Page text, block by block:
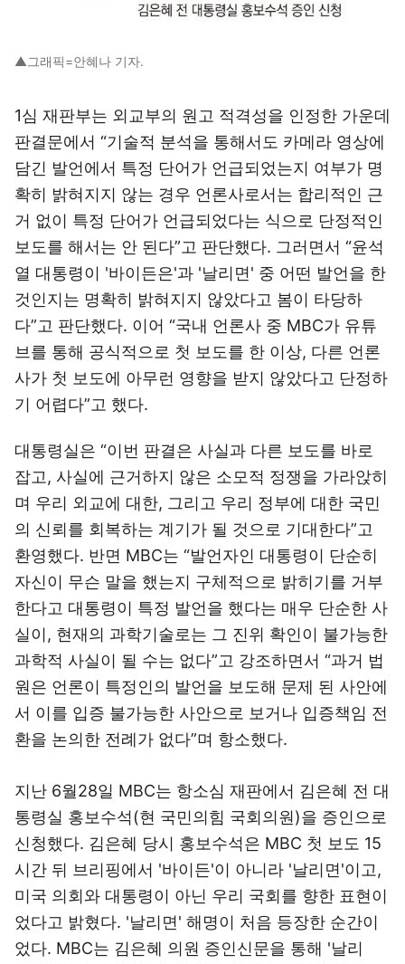
▲그래픽=안혜나 기자.
1심 재판부는 외교부의 원고 적격성을 인정한 가운데
판결문에서 “기술적 분석을 통해서도 카메라 영상에
담긴 발언에서 특정 단어가 언급되었는지 여부가 명
확히 밝혀지지 않는 경우 언론사로서는 합리적인 근
거 없이 특정 단어가 언급되었다는 식으로 단정적인
보도를 해서는 안 된다”고 판단했다. 그러면서 “윤석
열 대통령이 '바이든은'과 '날리면' 중 어떤 발언을 한
것인지는 명확히 밝혀지지 않았다고 봄이 타당하
다”고 판단했다. 이어 “국내 언론사 중 MBC가 유튜
브를 통해 공식적으로 첫 보도를 한 이상, 다른 언론
사가 첫 보도에 아무런 영향을 받지 않았다고 단정하
기 어렵다”고 했다.
대통령실은 “이번 판결은 사실과 다른 보도를 바로
잡고, 사실에 근거하지 않은 소모적 정쟁을 가라앉히
며 우리 외교에 대한, 그리고 우리 정부에 대한 국민
의 신뢰를 회복하는 계기가 될 것으로 기대한다”고
환영했다. 반면 MBC는 “발언자인 대통령이 단순히
자신이 무슨 말을 했는지 구체적으로 밝히기를 거부
한다고 대통령이 특정 발언을 했다는 매우 단순한 사
실이, 현재의 과학기술로는 그 진위 확인이 불가능한
과학적 사실이 될 수는 없다”고 강조하면서 “과거 법
원은 언론이 특정인의 발언을 보도해 문제 된 사안에
서 이를 입증 불가능한 사안으로 보거나 입증책임 전
환을 논의한 전례가 없다”며 항소했다.
지난 6월28일 MBC는 항소심 재판에서 김은혜 전 대
통령실 홍보수석(현 국민의힘 국회의원)을 증인으로
신청했다. 김은혜 당시 홍보수석은 MBC 첫 보도 15
시간 뒤 브리핑에서 '바이든'이 아니라 '날리면'이고,
미국 의회와 대통령이 아닌 우리 국회를 향한 표현이
었다고 밝혔다. '날리면' 해명이 처음 등장한 순간이
었다. MBC는 김은혜 의원 증인신문을 통해 '날리